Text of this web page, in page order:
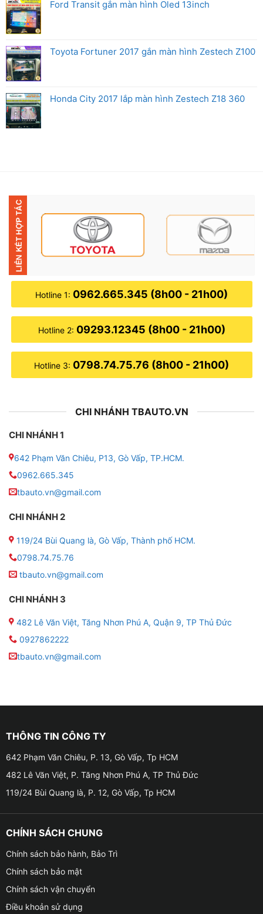
Ford Transit gắn màn hình Oled 13inch
Toyota Fortuner 2017 gắn màn hình Zestech Z100
Honda City 2017 lắp màn hình Zestech Z18 360
Hotline 1: 0962.665.345 (8h00 - 21h00)
Hotline 2: 09293.12345 (8h00 - 21h00)
Hotline 3: 0798.74.75.76 (8h00 - 21h00)
CHI NHÁNH TBAUTO.VN
CHI NHÁNH 1
642 Phạm Văn Chiêu, P13, Gò Vấp, TP.HCM.
0962.665.345
tbauto.vn@gmail.com
CHI NHÁNH 2
119/24 Bùi Quang là, Gò Vấp, Thành phố HCM.
0798.74.75.76
tbauto.vn@gmail.com
CHI NHÁNH 3
482 Lê Văn Việt, Tăng Nhơn Phú A, Quận 9, TP Thủ Đức
0927862222
tbauto.vn@gmail.com
THÔNG TIN CÔNG TY
642 Phạm Văn Chiêu, P. 13, Gò Vấp, Tp HCM
482 Lê Văn Việt, P. Tăng Nhơn Phú A, TP Thủ Đức
119/24 Bùi Quang là, P. 12, Gò Vấp, Tp HCM
CHÍNH SÁCH CHUNG
Chính sách bảo hành, Bảo Trì
Chính sách bảo mật
Chính sách vận chuyển
Điều khoản sử dụng